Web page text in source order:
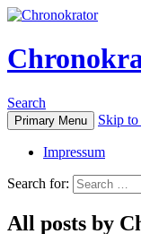
Search
Primary Menu Skip to
Impressum
Search for:
All posts by